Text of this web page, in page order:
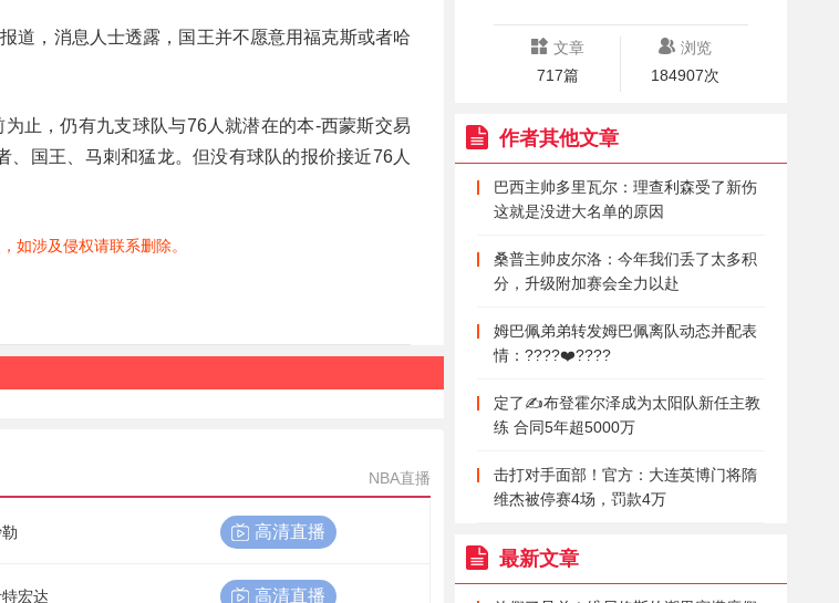
道，消息人士透露，国王并不愿意用福克斯或者哈
止，仍有九支球队与76人就潜在的本-西蒙斯交易
国王、马刺和猛龙。但没有球队的报价接近76人
如涉及侵权请联系删除。
NBA直播
高清直播
宏达 高清直播
文章
717篇
浏览
184907次
作者其他文章
巴西主帅多里瓦尔：理查利森受了新伤
这就是没进大名单的原因
桑普主帅皮尔洛：今年我们丢了太多积
分，升级附加赛会全力以赴
姆巴佩弟弟转发姆巴佩离队动态并配表
情：????❤️????
定了✍️布登霍尔泽成为太阳队新任主教
练 合同5年超5000万
击打对手面部！官方：大连英博门将隋
维杰被停赛4场，罚款4万
最新文章